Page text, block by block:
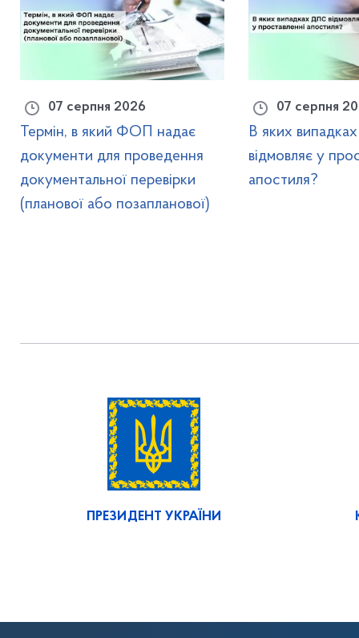
07 серпня 2026
Термін, в який ФОП надає
документи для проведення
документальної перевірки
(планової або позапланової)
07 серпня
В яких
відмовляє у
апостиля?
ПРЕЗИДЕНТ УКРАЇНИ